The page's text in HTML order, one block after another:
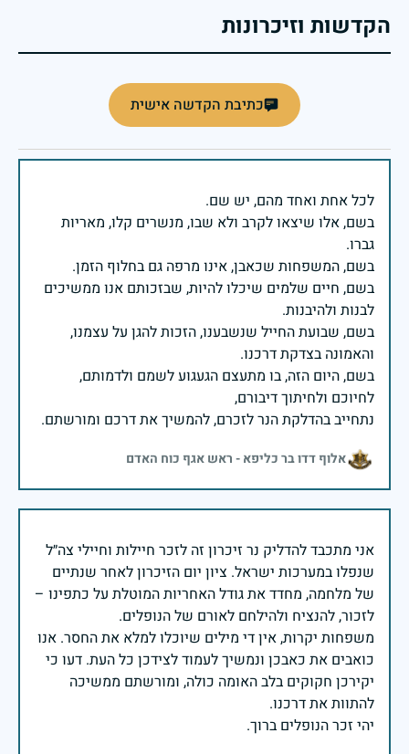
הקדשות וזיכרונות
כתיבת הקדשה אישית
בשם, אלו שיצאו לקרב ולא שבו, מנשרים קלו, מאריות
בשם, חיים שלמים שיכלו להיות, שבזכותם אנו ממשיכים
בשם, שבועת החייל שנשבענו, הזכות להגן על עצמנו,
בשם, היום הזה, בו מתעצם הגעגוע לשמם ולדמותם,
נתחייב בהדלקת הנר לזכרם, להמשיך את דרכם ומורשתם.
אלוף דדו בר כליפא - ראש אגף כוח האדם
אני מתכבד להדליק נר זיכרון זה לזכר חיילות וחיילי צה״ל
שנפלו במערכות ישראל. ציון יום הזיכרון לאחר שנתיים
של מלחמה, מחדד את גודל האחריות המוטלת על כתפינו –
משפחות יקרות, אין די מילים שיוכלו למלא את החסר. אנו
כואבים את כאבכן ונמשיך לעמוד לצידכן כל העת. דעו כי
יקירכן חקוקים בלב האומה כולה, ומורשתם ממשיכה
יהי זכר הנופלים ברוך.